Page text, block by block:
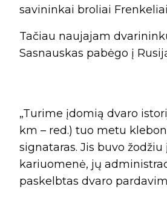
savininkai broliai
Tačiau naujajam
Sasnauskas pabėgo į
„Turime įdomią dvaro
km – red.) tuo metu
signataras. Jis buvo
kariuomenė, jų
paskelbtas dvaro